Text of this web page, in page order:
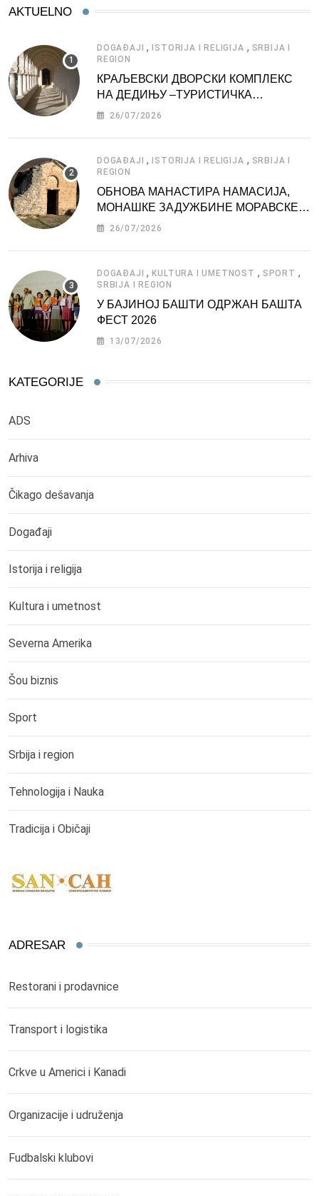
AKTUELNO
DOGAĐAJI ,ISTORIJA I RELIGIJA , SRBIJA I
REGION
КРАЉЕВСКИ ДВОРСКИ КОМПЛЕКС
НА ДЕДИЊУ –ТУРИСТИЧКА
АТРАКЦИЈА
26/07/2026
DOGAĐAJI ,ISTORIJA I RELIGIJA , SRBIJA I
REGION
ОБНОВА МАНАСТИРА НАМАСИЈА,
МОНАШКЕ ЗАДУЖБИНЕ МОРАВСКЕ
СРБИЈЕ
26/07/2026
DOGAĐAJI ,KULTURA I UMETNOST , SPORT ,
SRBIJA I REGION
У БАЈИНОЈ БАШТИ ОДРЖАН БАШТА
ФЕСТ 2026
13/07/2026
KATEGORIJE
ADS
Arhiva
Čikago dešavanja
Događaji
Istorija i religija
Kultura i umetnost
Severna Amerika
Šou biznis
Sport
Srbija i region
Tehnologija i Nauka
Tradicija i Običaji
ADRESAR
Restorani i prodavnice
Transport i logistika
Crkve u Americi i Kanadi
Organizacije i udruženja
Fudbalski klubovi